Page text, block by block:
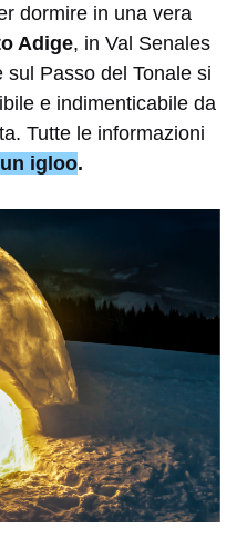
dormire in una vera
Adige, in Val Senales
Passo del Tonale si
e indimenticabile da
Tutte le informazioni
igloo.